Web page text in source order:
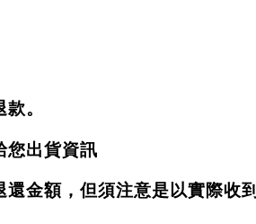
。
您出貨資訊
金額，但須注意是以實際收